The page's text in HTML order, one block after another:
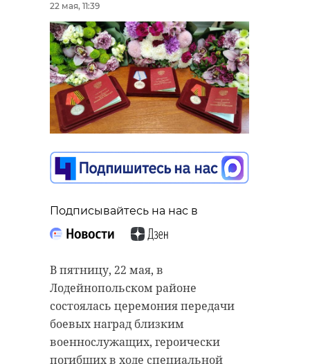
22 мая, 11:39
Подписывайтесь на нас в
В пятницу, 22 мая, в
Лодейнопольском районе
состоялась церемония передачи
боевых наград близким
военнослужащих, героически
погибших в ходе специальной